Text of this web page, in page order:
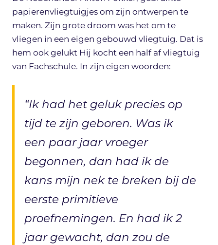
papierenvliegtuigjes om zijn ontwerpen te
maken. Zijn grote droom was het om te
vliegen in een eigen gebouwd vliegtuig. Dat is
hem ook gelukt Hij kocht een half af vliegtuig
van Fachschule. In zijn eigen woorden:
“Ik had het geluk precies op
tijd te zijn geboren. Was ik
een paar jaar vroeger
begonnen, dan had ik de
kans mijn nek te breken bij de
eerste primitieve
proefnemingen. En had ik 2
jaar gewacht, dan zou de